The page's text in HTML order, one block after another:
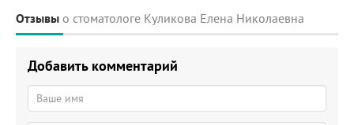
Отзывы о стоматологе Куликова Елена Николаевна
Добавить комментарий